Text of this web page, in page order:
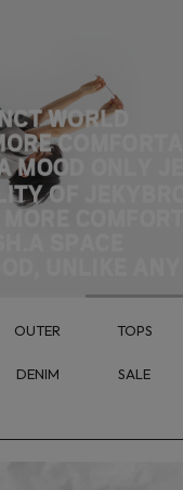
OUTER TOPS
DENIM SALE